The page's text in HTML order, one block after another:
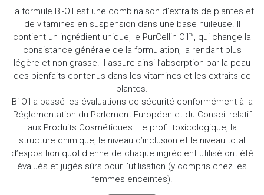
La formule Bi-Oil est une combinaison d’extraits de plantes et
de vitamines en suspension dans une base huileuse. Il
contient un ingrédient unique, le PurCellin Oil™, qui change la
consistance générale de la formulation, la rendant plus
légère et non grasse. Il assure ainsi l’absorption par la peau
des bienfaits contenus dans les vitamines et les extraits de
plantes.
Bi-Oil a passé les évaluations de sécurité conformément à la
Réglementation du Parlement Européen et du Conseil relatif
aux Produits Cosmétiques. Le profil toxicologique, la
structure chimique, le niveau d’inclusion et le niveau total
d’exposition quotidienne de chaque ingrédient utilisé ont été
évalués et jugés sûrs pour l’utilisation (y compris chez les
femmes enceintes).